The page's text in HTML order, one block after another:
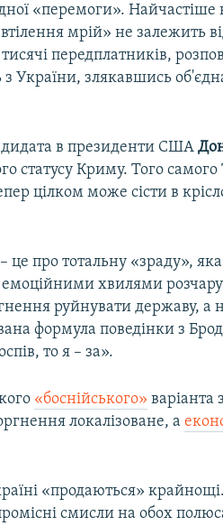
«перемоги». Найчастіше
мрій» не залежить
передплатників,
України, злякавшись
в президенти США
статусу Криму. Того
цілком може сісти в
це про тотальну «зраду»,
хвилями
руйнувати державу, а
формула поведінки з
то я – за».
«боснійського» варіанта
локалізоване, а
«продаються»
смисли на обох